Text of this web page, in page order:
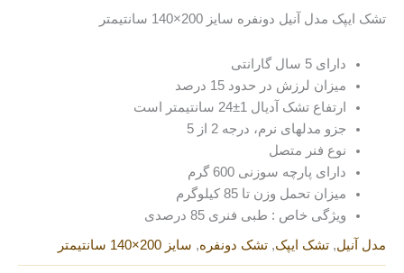
تشک ایپک مدل آنیل دونفره سایز 200×140 سانتیمتر
دارای 5 سال گارانتی
میزان لرزش در حدود 15 درصد
ارتفاع تشک آدیال 1±24 سانتیمتر است
جزو مدلهای نرم، درجه 2 از 5
نوع فنر متصل
دارای پارچه سوزنی 600 گرم
میزان تحمل وزن تا 85 کیلوگرم
ویژگی خاص : طبی فنری 85 درصدی
مدل آنیل, تشک ایپک, تشک دونفره, سایز 200×140 سانتیمتر